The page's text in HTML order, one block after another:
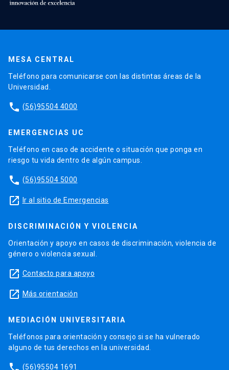
MESA CENTRAL
Teléfono para comunicarse con las distintas áreas de la
Universidad.
phone (56)95504 4000
EMERGENCIAS UC
Teléfono en caso de accidente o situación que ponga en
riesgo tu vida dentro de algún campus.
phone (56)95504 5000
launch Ir al sitio de Emergencias
DISCRIMINACIÓN Y VIOLENCIA
Orientación y apoyo en casos de discriminación, violencia de
género o violencia sexual.
launch Contacto para apoyo
launch Más orientación
MEDIACIÓN UNIVERSITARIA
Teléfonos para orientación y consejo si se ha vulnerado
alguno de tus derechos en la universidad.
(56)95504 1691